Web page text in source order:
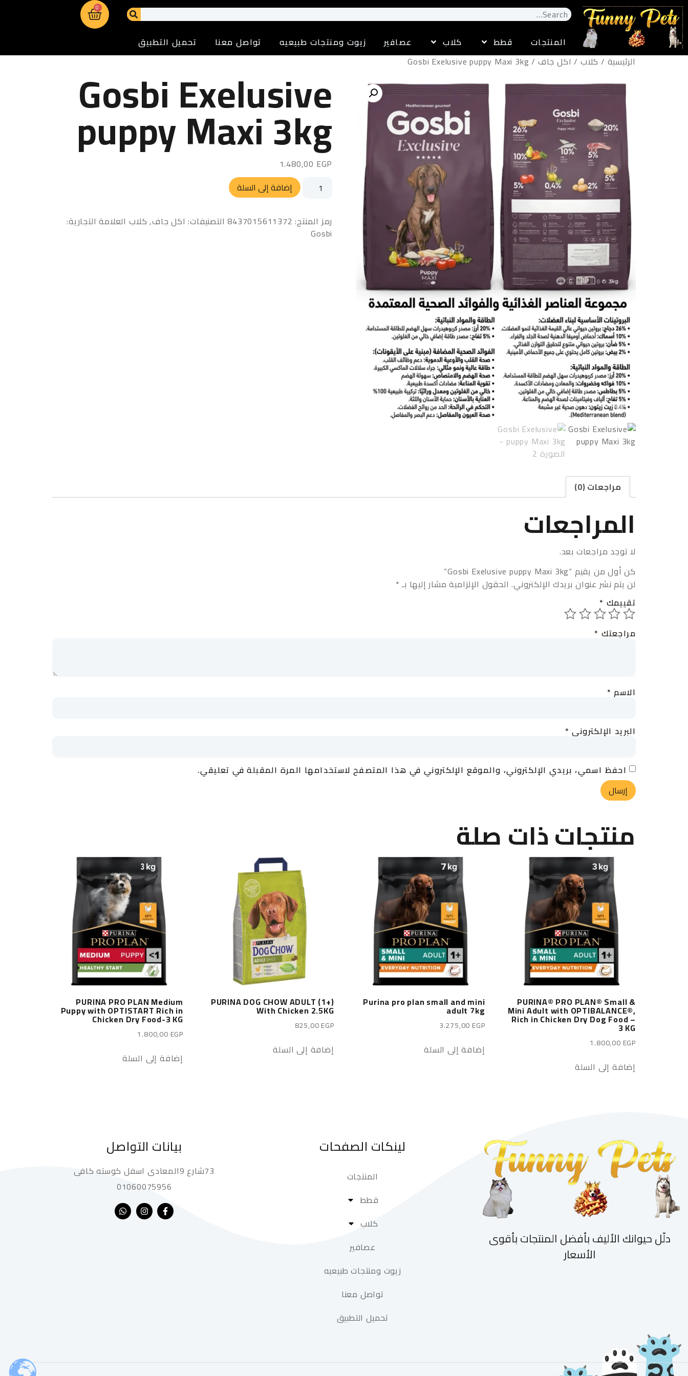
0
المنتجات قطط كلاب عصافير زيوت ومنتجات طبيعيه تواصل معنا
تحميل التطبيق
الرئيسية / كلاب / اكل جاف / Gosbi Exelusive puppy Maxi 3kg
Gosbi Exelusive
puppy Maxi 3kg
1.480,00 EGP
إضافة إلى السلة
رمز المنتج: 8437015611372 التصنيفات: اكل جاف, كلاب العلامة التجارية:
Gosbi
مراجعات (0)
المراجعات
لا توجد مراجعات بعد.
كن أول من يقيم “Gosbi Exelusive puppy Maxi 3kg”
لن يتم نشر عنوان بريدك الإلكتروني. الحقول الإلزامية مشار إليها بـ*
تقييمك *
مراجعتك *
الاسم *
البريد الإلكتروني *
احفظ اسمي، بريدي الإلكتروني، والموقع الإلكتروني في هذا المتصفح لاستخدامها المرة المقبلة في تعليقي.
منتجات ذات صلة
PURINA® PRO PLAN® Small &
Mini Adult with OPTIBALANCE®,
Rich in Chicken Dry Dog Food –
3 KG
1.800,00 EGP
إضافة إلى السلة
Purina pro plan small and mini
adult 7kg
3.275,00 EGP
إضافة إلى السلة
PURINA DOG CHOW ADULT (1+)
With Chicken 2.5KG
825,00EGP
إضافة إلى السلة
PURINA PRO PLAN Medium
Puppy with OPTISTART Rich in
Chicken Dry Food-3 KG
1.800,00 EGP
إضافة إلى السلة
دلّل حيوانك الأليف بأفضل المنتجات بأقوى
الأسعار
لينكات الصفحات
المنتجات
قطط
كلاب
عصافير
زيوت ومنتجات طبيعيه
تواصل معنا
تحميل التطبيق
بيانات التواصل
73شارع 9المعادى اسفل كوسته كافى
01060075956